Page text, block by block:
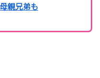
親兄弟も